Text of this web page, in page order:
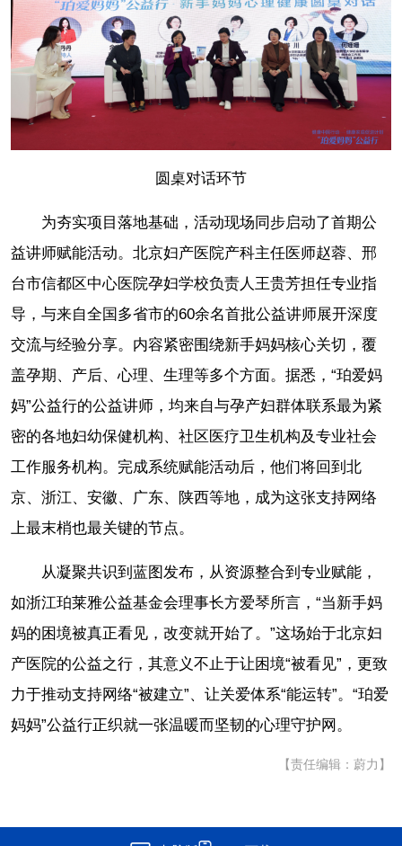
圆桌对话环节
为夯实项目落地基础，活动现场同步启动了首期公
益讲师赋能活动。北京妇产医院产科主任医师赵蓉、邢
台市信都区中心医院孕妇学校负责人王贵芳担任专业指
导，与来自全国多省市的60余名首批公益讲师展开深度
交流与经验分享。内容紧密围绕新手妈妈核心关切，覆
盖孕期、产后、心理、生理等多个方面。据悉，“珀爱妈
妈”公益行的公益讲师，均来自与孕产妇群体联系最为紧
密的各地妇幼保健机构、社区医疗卫生机构及专业社会
工作服务机构。完成系统赋能活动后，他们将回到北
京、浙江、安徽、广东、陕西等地，成为这张支持网络
上最末梢也最关键的节点。
从凝聚共识到蓝图发布，从资源整合到专业赋能，
如浙江珀莱雅公益基金会理事长方爱琴所言，“当新手妈
妈的困境被真正看见，改变就开始了。”这场始于北京妇
产医院的公益之行，其意义不止于让困境“被看见”，更致
力于推动支持网络“被建立”、让关爱体系“能运转”。“珀爱
妈妈”公益行正织就一张温暖而坚韧的心理守护网。
【责任编辑：蔚力】